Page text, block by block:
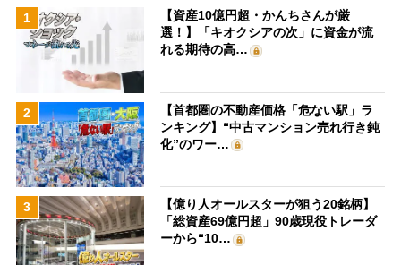
1
【資産10億円超・かんちさんが厳
選！】「キオクシアの次」に資金が流
れる期待の高…
2
【首都圏の不動産価格「危ない駅」ラ
ンキング】“中古マンション売れ行き鈍
化”のワー…
3
【億り人オールスターが狙う20銘柄】
「総資産69億円超」90歳現役トレーダ
ーから“10…